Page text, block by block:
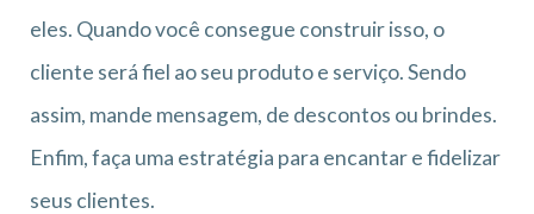
eles. Quando você consegue construir isso, o
cliente será fiel ao seu produto e serviço. Sendo
assim, mande mensagem, de descontos ou brindes.
Enfim, faça uma estratégia para encantar e fidelizar
seus clientes.